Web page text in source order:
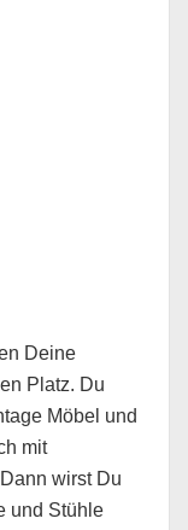
Deine
Platz. Du
Möbel und
mit
wirst Du
und Stühle